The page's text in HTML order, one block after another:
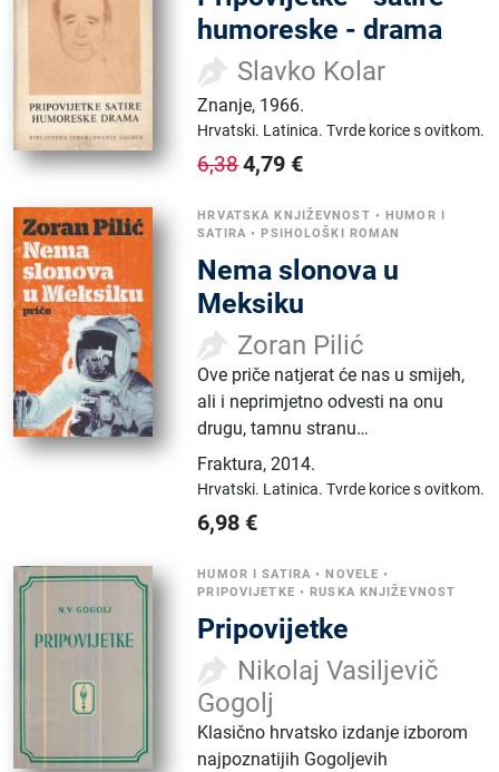
humoreske - drama
Slavko Kolar
Znanje, 1966.
Hrvatski. Latinica.Tvrde korice s ovitkom.
6,384,79 €
HRVATSKA KNJIŽEVNOST •HUMOR I
SATIRA •PSIHOLOŠKI ROMAN
Nema slonova u
Meksiku
Zoran Pilić
Ove priče natjerat će nas u smijeh,
ali i neprimjetno odvesti na onu
drugu, tamnu stranu…
Fraktura,2014.
Hrvatski. Latinica.Tvrde korice s ovitkom.
6,98 €
HUMOR I SATIRA •NOVELE •
PRIPOVIJETKE •RUSKA KNJIŽEVNOST
Pripovijetke
Nikolaj Vasiljevič
Gogolj
Klasično hrvatsko izdanje izborom
najpoznatijih Gogoljevih